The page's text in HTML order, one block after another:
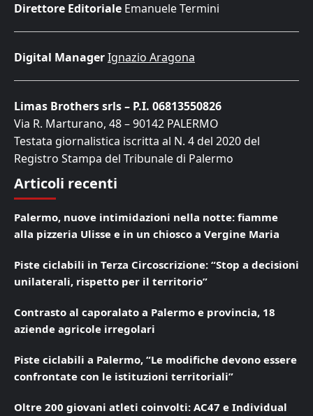
Direttore Editoriale Emanuele Termini
Digital ManagerIgnazio Aragona
Limas Brothers srls – P.I. 06813550826
Via R. Marturano, 48 – 90142 PALERMO
Testata giornalistica iscritta al N. 4 del 2020 del
Registro Stampa del Tribunale di Palermo
Articoli recenti
Palermo, nuove intimidazioni nella notte: fiamme
alla pizzeria Ulisse e in un chiosco a Vergine Maria
Piste ciclabili in Terza Circoscrizione: “Stop a decisioni
unilaterali, rispetto per il territorio”
Contrasto al caporalato a Palermo e provincia, 18
aziende agricole irregolari
Piste ciclabili a Palermo, “Le modifiche devono essere
confrontate con le istituzioni territoriali”
Oltre 200 giovani atleti coinvolti: AC47 e Individual